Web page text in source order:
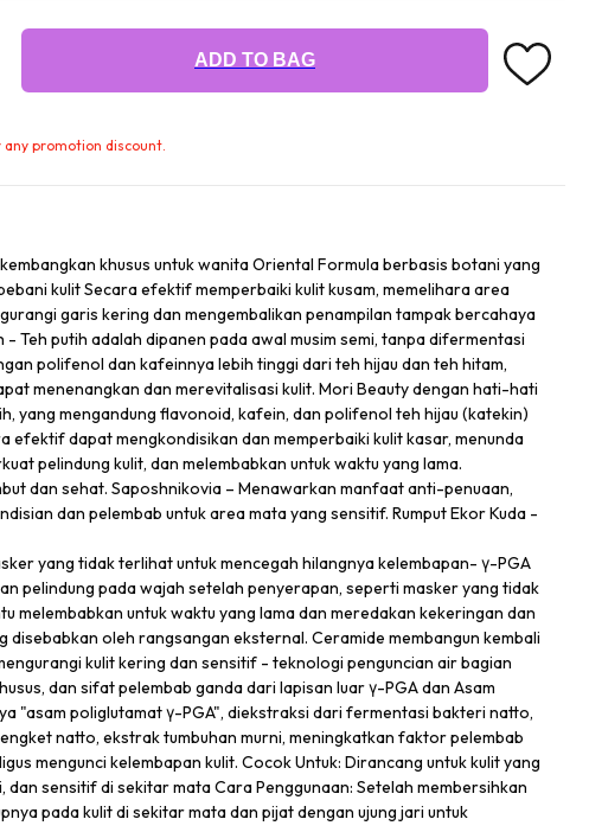
ADD TO BAG
promotion discount.
khusus untuk wanita Oriental Formula berbasis botani yang
kulit Secara efektif memperbaiki kulit kusam, memelihara area
garis kering dan mengembalikan penampilan tampak bercahaya
- Teh putih adalah dipanen pada awal musim semi, tanpa difermentasi
polifenol dan kafeinnya lebih tinggi dari teh hijau dan teh hitam,
menenangkan dan merevitalisasi kulit. Mori Beauty dengan hati-hati
yang mengandung flavonoid, kafein, dan polifenol teh hijau (katekin)
efektif dapat mengkondisikan dan memperbaiki kulit kasar, menunda
pelindung kulit, dan melembabkan untuk waktu yang lama.
dan sehat. Saposhnikovia – Menawarkan manfaat anti-penuaan,
dan pelembab untuk area mata yang sensitif. Rumput Ekor Kuda -
yang tidak terlihat untuk mencegah hilangnya kelembapan- γ-PGA
pelindung pada wajah setelah penyerapan, seperti masker yang tidak
melembabkan untuk waktu yang lama dan meredakan kekeringan dan
disebabkan oleh rangsangan eksternal. Ceramide membangun kembali
kulit kering dan sensitif - teknologi penguncian air bagian
dan sifat pelembab ganda dari lapisan luar γ-PGA dan Asam
"asam poliglutamat γ-PGA", diekstraksi dari fermentasi bakteri natto,
natto, ekstrak tumbuhan murni, meningkatkan faktor pelembab
mengunci kelembapan kulit. Cocok Untuk: Dirancang untuk kulit yang
dan sensitif di sekitar mata Cara Penggunaan: Setelah membersihkan
pada kulit di sekitar mata dan pijat dengan ujung jari untuk